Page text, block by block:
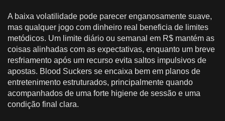
A baixa volatilidade pode parecer enganosamente suave,
mas qualquer jogo com dinheiro real beneficia de limites
metódicos. Um limite diário ou semanal em R$ mantém as
coisas alinhadas com as expectativas, enquanto um breve
resfriamento após um recurso evita saltos impulsivos de
apostas. Blood Suckers se encaixa bem em planos de
entretenimento estruturados, principalmente quando
acompanhados de uma forte higiene de sessão e uma
condição final clara.